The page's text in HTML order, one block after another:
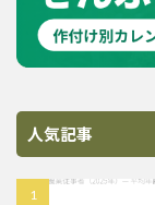
人気記事